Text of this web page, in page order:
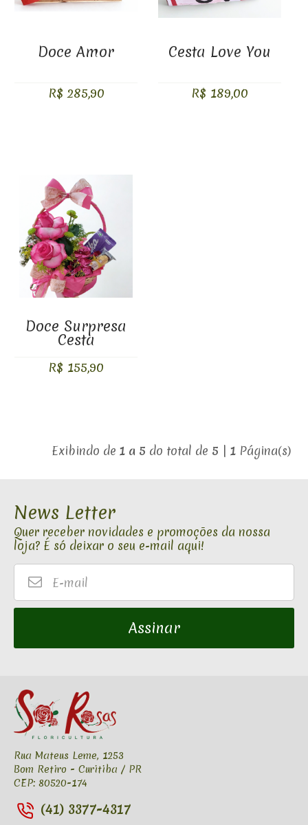
Doce Amor
R$ 285,90
Cesta Love You
R$ 189,00
Doce Surpresa
Cesta
R$ 155,90
Exibindo de 1 a 5 do total de 5 | 1 Página(s)
News Letter
Quer receber novidades e promoções da nossa
loja? É só deixar o seu e-mail aqui!
E-
Assinar
Rua Mateus Leme, 1253
Bom Retiro - Curitiba / PR
CEP: 80520-174
(41) 3377-4317